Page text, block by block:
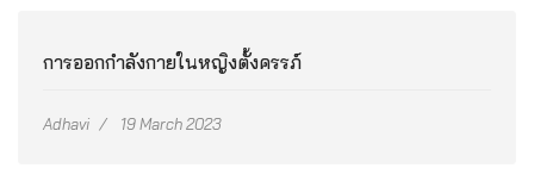
การออกกำลังกายในหญิงตั้งครรภ์
Adhavi 19 March 2023